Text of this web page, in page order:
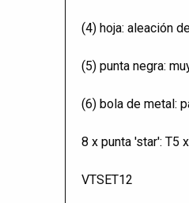
(4) hoja: aleación
(5) punta negra:
(6) bola de metal:
8 x punta 'star': T5
VTSET12